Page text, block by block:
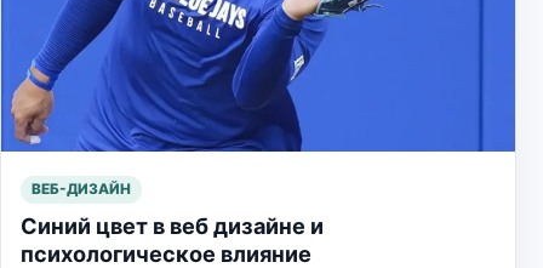
ВЕБ-ДИЗАЙН
Синий цвет в веб дизайне и
психологическое влияние